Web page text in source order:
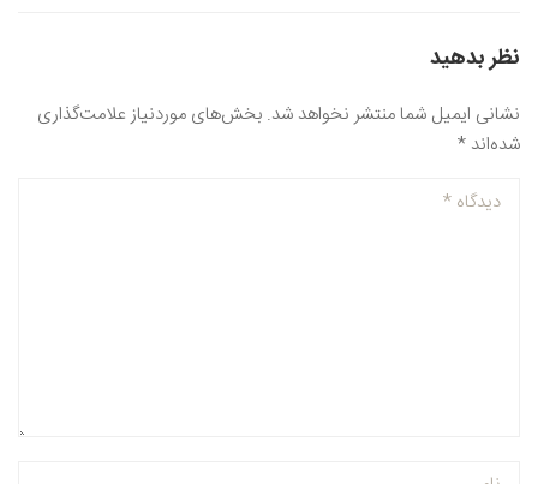
نظر بدهید
نشانی ایمیل شما منتشر نخواهد شد. بخش‌های موردنیاز علامت‌گذاری
شده‌اند *